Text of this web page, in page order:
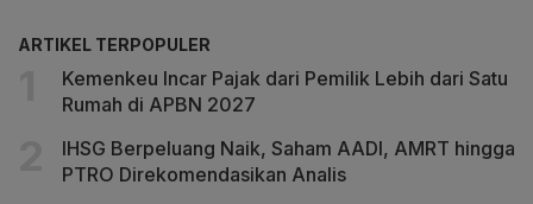
ARTIKEL TERPOPULER
Kemenkeu Incar Pajak dari Pemilik Lebih dari Satu
Rumah di APBN 2027
IHSG Berpeluang Naik, Saham AADI, AMRT hingga
PTRO Direkomendasikan Analis